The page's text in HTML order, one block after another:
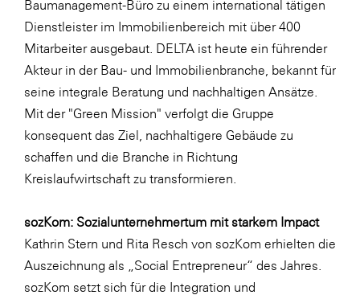
Baumanagement-Büro zu einem international tätigen
Dienstleister im Immobilienbereich mit über 400
Mitarbeiter ausgebaut. DELTA ist heute ein führender
Akteur in der Bau- und Immobilienbranche, bekannt für
seine integrale Beratung und nachhaltigen Ansätze.
Mit der "Green Mission" verfolgt die Gruppe
konsequent das Ziel, nachhaltigere Gebäude zu
schaffen und die Branche in Richtung
Kreislaufwirtschaft zu transformieren.
sozKom: Sozialunternehmertum mit starkem Impact
Kathrin Stern und Rita Resch von sozKom erhielten die
Auszeichnung als „Social Entrepreneur“ des Jahres.
sozKom setzt sich für die Integration und